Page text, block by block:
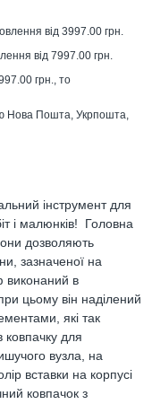
від 3997.00 грн.
від 7997.00 грн.
грн., то
Нова Пошта, Укрпошта,
інструмент для
і малюнків! Головна
дозволяють
зазначеної на
виконаний в
цьому він наділений
які так
ковпачку для
вузла, на
вставки на корпусі
ковпачок з